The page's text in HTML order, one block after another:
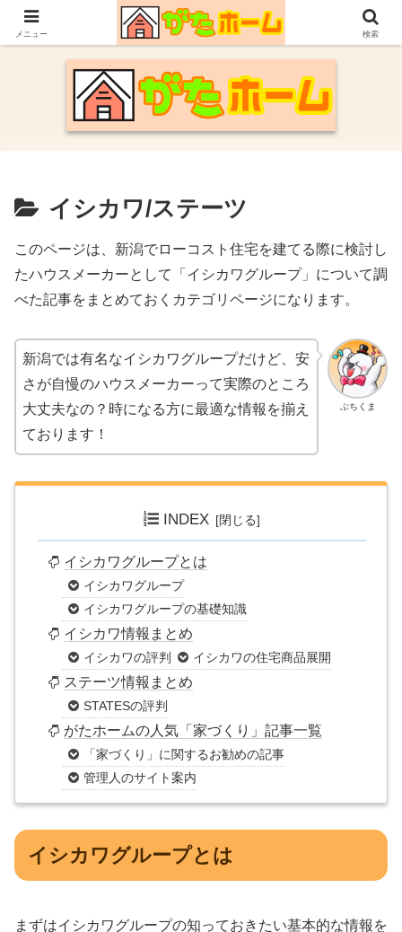
30代施主が自身の新潟での家づくり体験や参考にした情報についてまとめてい
ます。
イシカワ/ステーツ
このページは、新潟でローコスト住宅を建てる際に検討し
たハウスメーカーとして「イシカワグループ」について調
べた記事をまとめておくカテゴリページになります。
ぶちくま
新潟では有名なイシカワグループだけど、安
さが自慢のハウスメーカーって実際のところ
大丈夫なの？時になる方に最適な情報を揃え
ております！
INDEX
イシカワグループとは
イシカワグループ
イシカワグループの基礎知識
イシカワ情報まとめ
イシカワの評判 イシカワの住宅商品展開
ステーツ情報まとめ
STATESの評判
がたホームの人気「家づくり」記事一覧
「家づくり」に関するお勧めの記事
管理人のサイト案内
イシカワグループとは
まずはイシカワグループの知っておきたい基本的な情報を
メニュー 検索